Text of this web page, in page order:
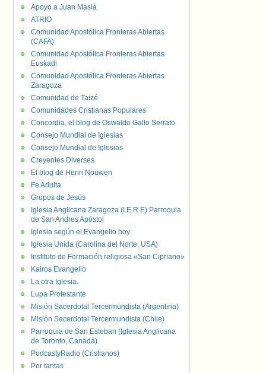
Apoyo a Juan Masiá
ATRIO
Comunidad Apostólica Fronteras Abiertas
(CAFA)
Comunidad Apostólica Fronteras Abiertas
Euskadi
Comunidad Apostólica Fronteras Abiertas
Zaragoza
Comunidad de Taizé
Comunidades Cristianas Populares
Concordia, el blog de Oswaldo Gallo Serrato
Consejo Mundial de Iglesias
Consejo Mundial de Iglesias
Creyentes Diverses
El blog de Henri Nouwen
Fe Adulta
Grupos de Jesús
Iglesia Anglicana Zaragoza (I.E.R.E) Parroquia
de San Andres Apóstol
Iglesia según el Evangelio hoy
Iglesia Unida (Carolina del Norte, USA)
Instituto de Formación religiosa «San Cipriano»
Kairos Evangelio
La otra Iglesia.
Lupa Protestante
Misión Sacerdotal Tercermundista (Argentina)
Misión Sacerdotal Tercermundista (Chile)
Parroquia de San Esteban (Iglesia Anglicana
de Toronto, Canadá)
PodcastyRadio (Cristianos)
Por tantas